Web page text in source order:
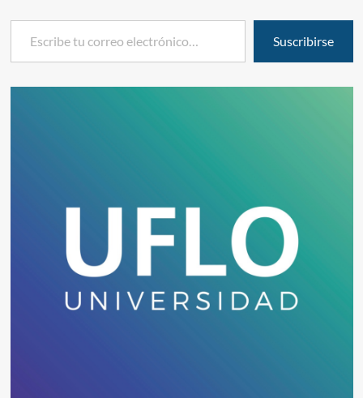
Escribe tu correo electrónico…
Suscribirse